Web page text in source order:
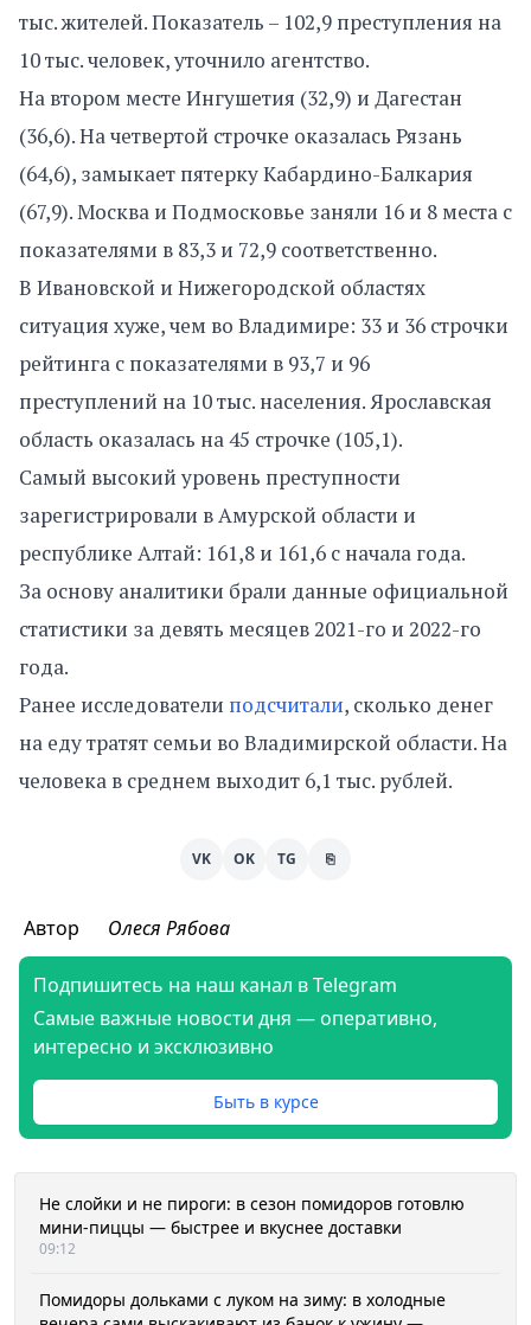
тыс. жителей. Показатель – 102,9 преступления на
10 тыс. человек, уточнило агентство.
На втором месте Ингушетия (32,9) и Дагестан
(36,6). На четвертой строчке оказалась Рязань
(64,6), замыкает пятерку Кабардино-Балкария
(67,9). Москва и Подмосковье заняли 16 и 8 места с
показателями в 83,3 и 72,9 соответственно.
В Ивановской и Нижегородской областях
ситуация хуже, чем во Владимире: 33 и 36 строчки
рейтинга с показателями в 93,7 и 96
преступлений на 10 тыс. населения. Ярославская
область оказалась на 45 строчке (105,1).
Самый высокий уровень преступности
зарегистрировали в Амурской области и
республике Алтай: 161,8 и 161,6 с начала года.
За основу аналитики брали данные официальной
статистики за девять месяцев 2021-го и 2022-го
года.
Ранее исследователи подсчитали, сколько денег
на еду тратят семьи во Владимирской области. На
человека в среднем выходит 6,1 тыс. рублей.
VK OK TG ⎘
Автор Олеся Рябова
Подпишитесь на наш канал в Telegram
Самые важные новости дня — оперативно,
интересно и эксклюзивно
Быть в курсе
Не слойки и не пироги: в сезон помидоров готовлю
мини-пиццы — быстрее и вкуснее доставки
09:12
Помидоры дольками с луком на зиму: в холодные